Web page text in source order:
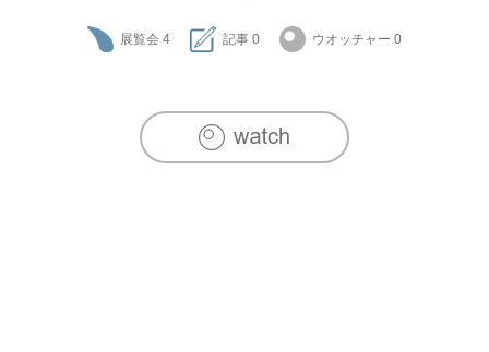
展覧会 4 記事 0 ウオッチャー 0